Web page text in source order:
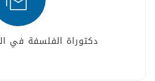
دكتوراة الفلسفة في